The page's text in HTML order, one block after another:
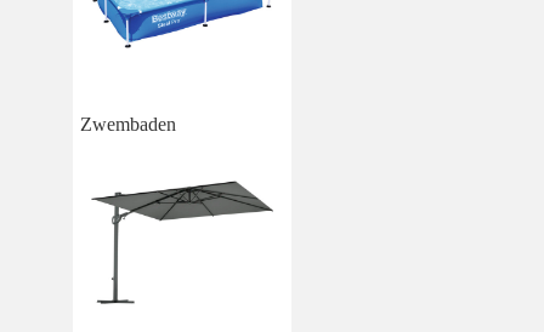
Zwembaden